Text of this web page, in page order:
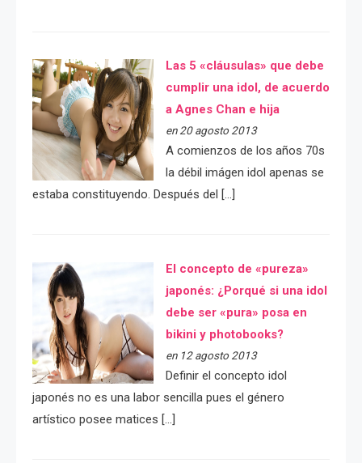
Las 5 «cláusulas» que debe
cumplir una idol, de acuerdo
a Agnes Chan e hija
en 20 agosto 2013
A comienzos de los años 70s
la débil imágen idol apenas se
estaba constituyendo. Después del […]
El concepto de «pureza»
japonés: ¿Porqué si una idol
debe ser «pura» posa en
bikini y photobooks?
en 12 agosto 2013
Definir el concepto idol
japonés no es una labor sencilla pues el género
artístico posee matices […]